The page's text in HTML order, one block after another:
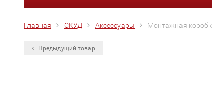
Главная СКУД Аксессуары Монтажная
Предыдущий товар